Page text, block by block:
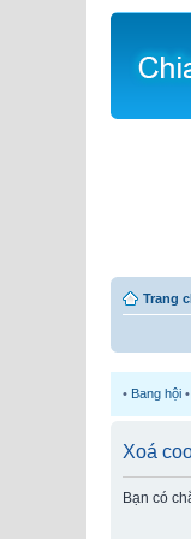
Trang
• Bang hội •
Xoá
Bạn có